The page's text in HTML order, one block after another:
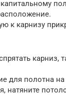
к карнизу
карниз,
для полотна на
натяните